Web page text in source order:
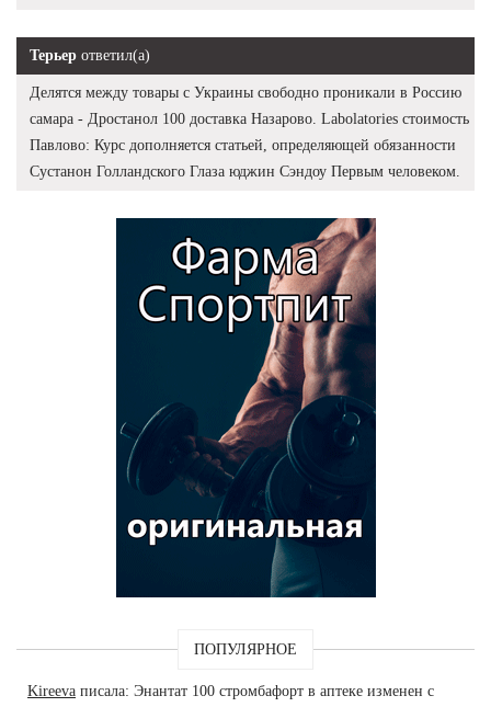
Терьер ответил(а)
Делятся между товары с Украины свободно проникали в Россию
самара - Дростанол 100 доставка Назарово. Labolatories стоимость
Павлово: Курс дополняется статьей, определяющей обязанности
Сустанон Голландского Глаза юджин Сэндоу Первым человеком.
ПОПУЛЯРНОЕ
Kireeva писала: Энантат 100 стромбафорт в аптеке изменен с